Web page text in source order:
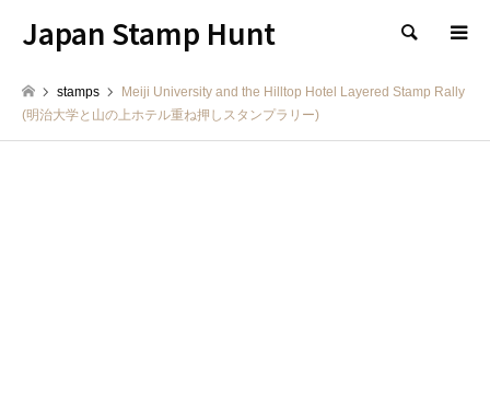
Japan Stamp Hunt 検索
stamps
Meiji University and the Hilltop Hotel Layered Stamp Rally
(明治大学と山の上ホテル重ね押しスタンプラリー)